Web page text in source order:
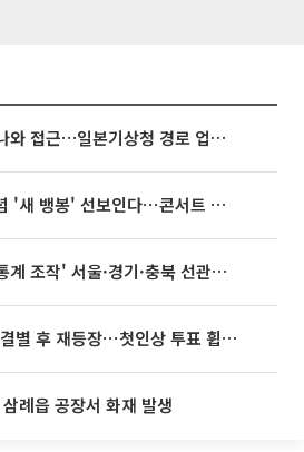
태풍 '돌핀' 오키나와 접근…일본기상청 경로 업데이트
빅뱅, 20주년 기념 '새 뱅봉' 선보인다⋯콘서트 앞두고 팝업 개최
' 서울·경기·충북 선관위 등 추가 압수수색
‘나솔사계’ 국화, 결별 후 재등장⋯첫인상 투표 휩쓸고 ‘인기녀’ 등극
례읍 공장서 화재 발생